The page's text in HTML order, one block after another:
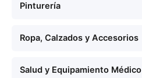
Pinturería
Ropa, Calzados y Accesorios
Salud y Equipamiento Médico